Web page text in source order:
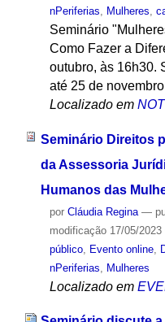
nPeriferias, Mulheres,
Seminário
Como Fazer a
outubro, às 16h30.
até 25 de
Localizado em
Seminário Direitos
da Assessoria
Humanos das
por Cláudia Regina —
modificação17/05/2023
público, Evento online,
nPeriferias
Mulheres
Localizado em